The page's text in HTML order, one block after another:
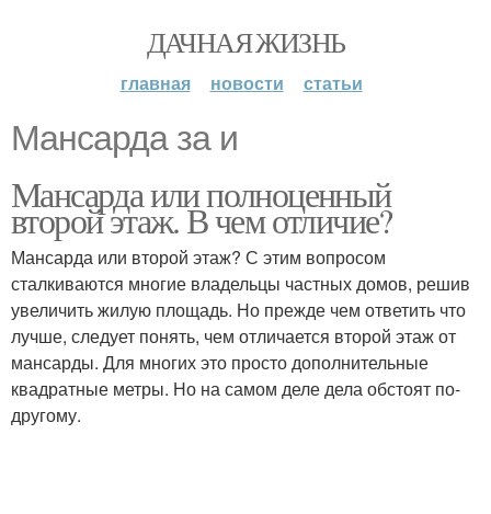
ДАЧНАЯ ЖИЗНЬ
главная новости статьи
Мансарда за и
Мансарда или полноценный
второй этаж. В чем отличие?
Мансарда или второй этаж? С этим вопросом
сталкиваются многие владельцы частных домов, решив
увеличить жилую площадь. Но прежде чем ответить что
лучше, следует понять, чем отличается второй этаж от
мансарды. Для многих это просто дополнительные
квадратные метры. Но на самом деле дела обстоят по-
другому.